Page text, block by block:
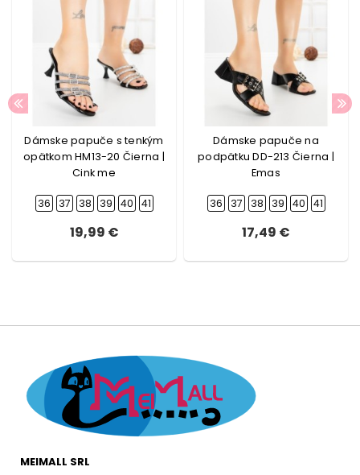
Dámske papuče s tenkým
opätkom HM13-20 Čierna |
Cink me
36 37 38 39 40 41
19,99 €
Dámske papuče na
podpätku DD-213 Čierna |
Emas
36 37 38 39 40 41
17,49 €
MEIMALL SRL